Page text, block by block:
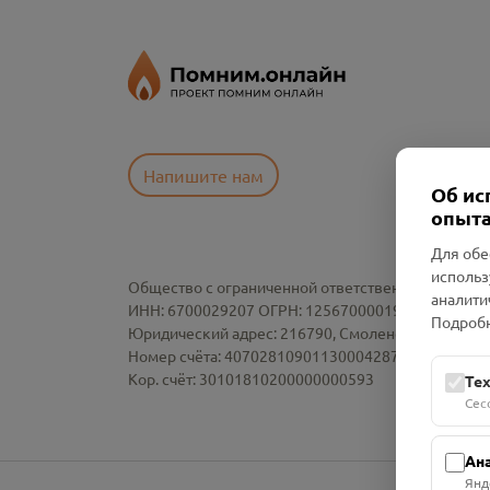
Напишите нам
Общество с ограниченной ответственностью
ИНН: 6700029207 ОГРН: 1256700001986
Юридический адрес: 216790, Смоленская
Номер счёта: 40702810901130004287 в АО
Кор. счёт: 30101810200000000593
Об
Для